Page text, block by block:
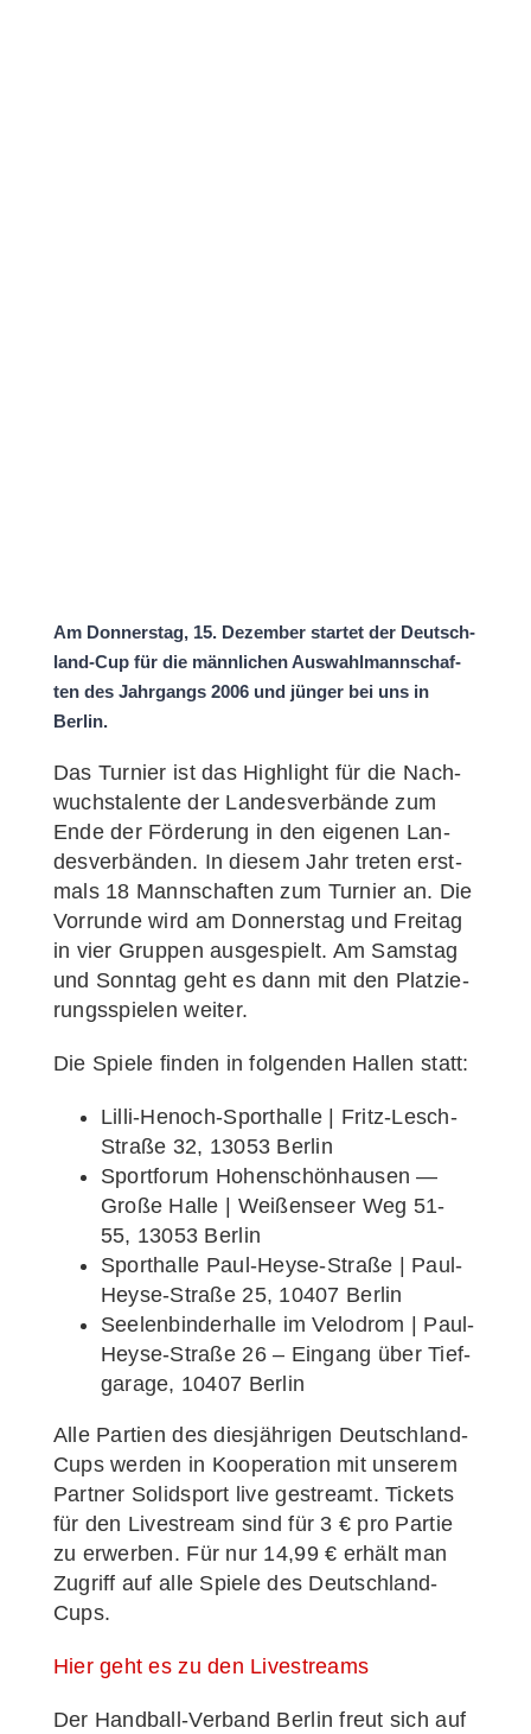
Am Don­ners­tag, 15. Dezem­ber star­tet der Deut­sch­­
land-Cup für die männ­li­chen Aus­wahl­mann­schaf­
ten des Jahr­gangs 2006 und jün­ger bei uns in
Berlin.
Das Tur­nier ist das High­light für die Nach­
wuchs­ta­len­te der Lan­des­ver­bän­de zum
Ende der För­de­rung in den eige­nen Lan­
des­ver­bän­den. In die­sem Jahr tre­ten erst­
mals 18 Mann­schaf­ten zum Tur­nier an. Die
Vor­run­de wird am Don­ners­tag und Frei­tag
in vier Grup­pen aus­ge­spielt. Am Sams­tag
und Sonn­tag geht es dann mit den Plat­zie­
rungs­spie­len weiter.
Die Spie­le fin­den in fol­gen­den Hal­len statt:
Lil­­li-Henoch-Spor­t­hal­­le | Fritz-Lesch-
Stra­­ße 32, 13053 Berlin
Sport­fo­rum Hohen­schön­hau­sen —
Gro­ße Hal­le | Wei­ßen­seer Weg 51-
55, 13053 Berlin
Sport­hal­le Paul-Heyse-Stra­­ße | Paul-
Heyse-Stra­­ße 25, 10407 Berlin
See­len­bin­der­hal­le im Velo­drom | Paul-
Heyse-Stra­­ße 26 – Ein­gang über Tief­
ga­ra­ge, 10407 Berlin
Alle Par­tien des dies­jäh­ri­gen Deut­sch­­land-
Cups wer­den in Koope­ra­ti­on mit unse­rem
Part­ner Solid­sport live gestreamt.Tickets
für den Live­stream sind für 3 € pro Par­tie
zu erwer­ben. Für nur 14,99 € erhält man
Zugriff auf alle Spie­le des Deutschland-
Cups.
Hier geht es zu den Livestreams
Der Han­d­­ball-Ver­­­band Ber­lin freut sich auf